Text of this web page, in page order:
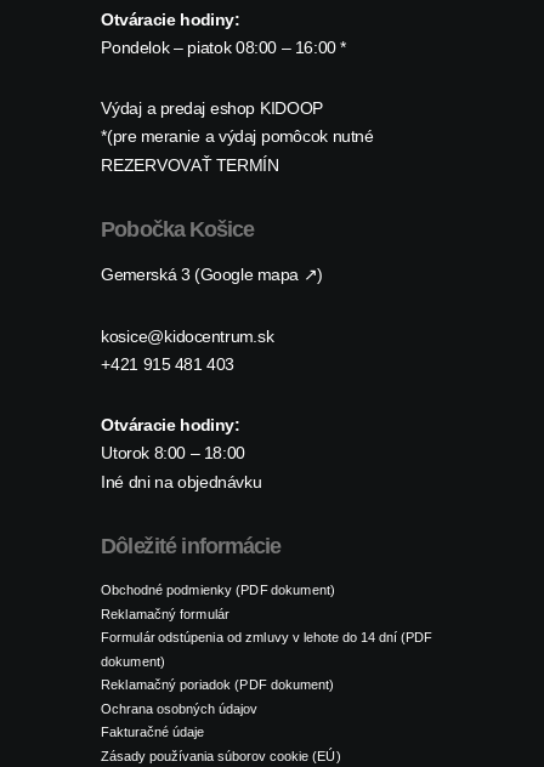
Otváracie hodiny:
Pondelok – piatok 08:00 – 16:00 *
Výdaj a predaj eshop KIDOOP
*(pre meranie a výdaj pomôcok nutné
REZERVOVAŤ TERMÍN
Pobočka Košice
Gemerská 3 (Google mapa ↗)
kosice@kidocentrum.sk
+421 915 481 403
Otváracie hodiny:
Utorok 8:00 – 18:00
Iné dni na objednávku
Dôležité informácie
Obchodné podmienky (PDF dokument)
Reklamačný formulár
Formulár odstúpenia od zmluvy v lehote do 14 dní (PDF
dokument)
Reklamačný poriadok (PDF dokument)
Ochrana osobných údajov
Fakturačné údaje
Zásady používania súborov cookie (EÚ)